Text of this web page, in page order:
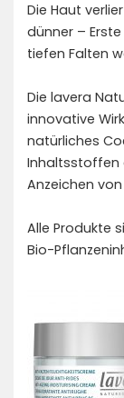
Die Haut
dünner –
tiefen Falten
Die lavera
innovative
natürliches
Inhaltsstoffen
Anzeichen
Alle Produkte
Bio-